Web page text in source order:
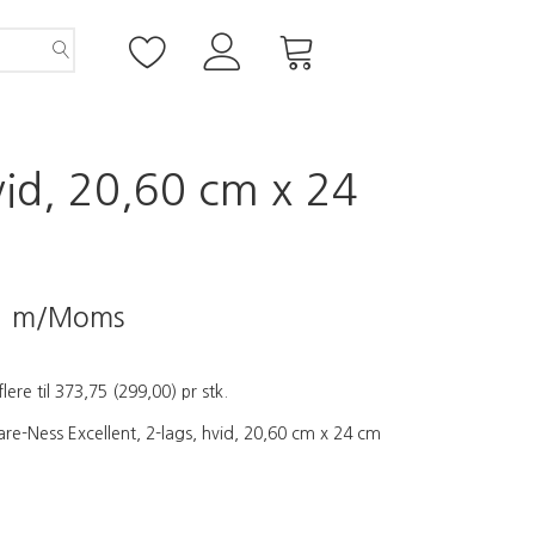
20,60 cm x 24
m/Moms
til373,75 (299,00) pr stk.
Ness Excellent, 2-lags, hvid, 20,60 cm x 24 cm